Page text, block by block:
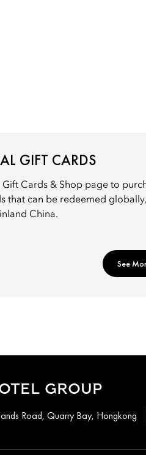
GIFT CARDS
Gift Cards & Shop page to
that can be redeemed
China.
See
GROUP
Road, Quarry Bay, Hongkong